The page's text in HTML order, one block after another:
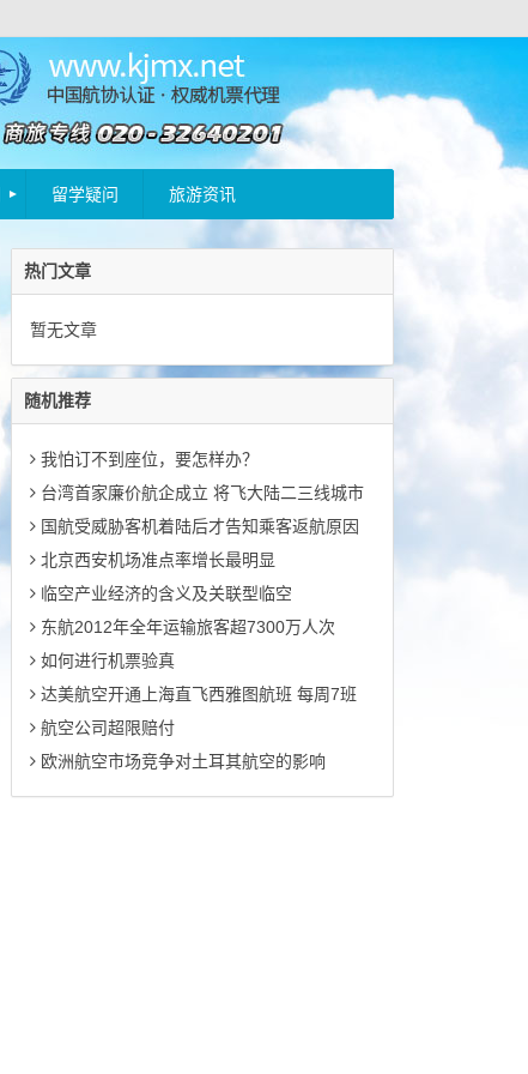
留学疑问 旅游资讯
热门文章
暂无文章
随机推荐
我怕订不到座位，要怎样办？
台湾首家廉价航企成立 将飞大陆二三线城市
国航受威胁客机着陆后才告知乘客返航原因
北京西安机场准点率增长最明显
临空产业经济的含义及关联型临空
东航2012年全年运输旅客超7300万人次
如何进行机票验真
达美航空开通上海直飞西雅图航班 每周7班
航空公司超限赔付
欧洲航空市场竞争对土耳其航空的影响